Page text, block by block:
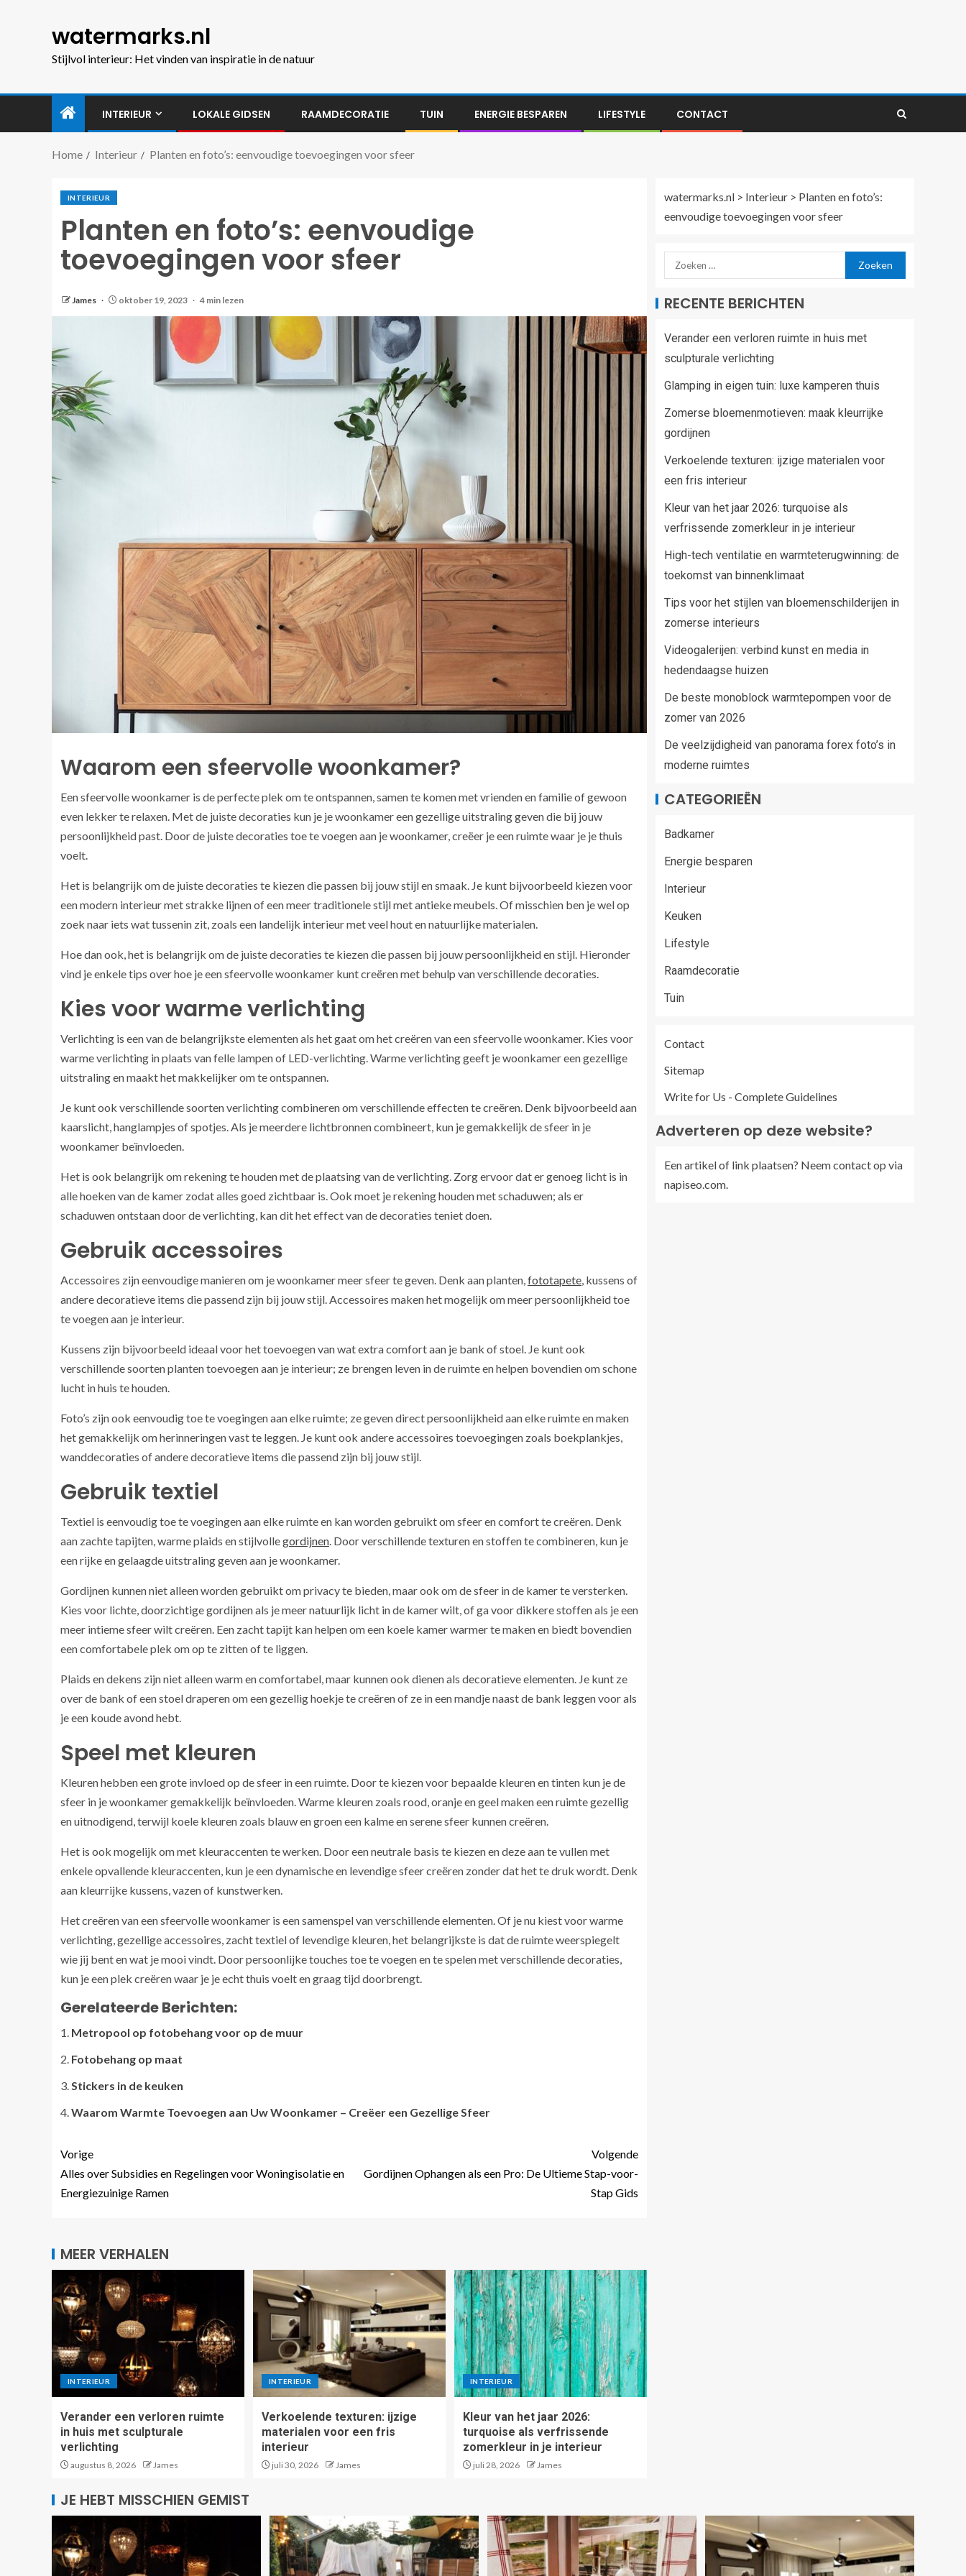
watermarks.nl
Stijlvol interieur: Het vinden van inspiratie in de natuur
INTERIEUR LOKALE GIDSEN RAAMDECORATIE TUIN ENERGIE BESPAREN LIFESTYLE CONTACT
Home Interieur Planten en foto’s: eenvoudige toevoegingen voor sfeer
INTERIEUR
Planten en foto’s: eenvoudige
toevoegingen voor sfeer
James oktober 19, 2023 4 min lezen
Waarom een sfeervolle woonkamer?
Een sfeervolle woonkamer is de perfecte plek om te ontspannen, samen te komen met vrienden en familie of gewoon
even lekker te relaxen. Met de juiste decoraties kun je je woonkamer een gezellige uitstraling geven die bij jouw
persoonlijkheid past. Door de juiste decoraties toe te voegen aan je woonkamer, creëer je een ruimte waar je je thuis
voelt.
Het is belangrijk om de juiste decoraties te kiezen die passen bij jouw stijl en smaak. Je kunt bijvoorbeeld kiezen voor
een modern interieur met strakke lijnen of een meer traditionele stijl met antieke meubels. Of misschien ben je wel op
zoek naar iets wat tussenin zit, zoals een landelijk interieur met veel hout en natuurlijke materialen.
Hoe dan ook, het is belangrijk om de juiste decoraties te kiezen die passen bij jouw persoonlijkheid en stijl. Hieronder
vind je enkele tips over hoe je een sfeervolle woonkamer kunt creëren met behulp van verschillende decoraties.
Kies voor warme verlichting
Verlichting is een van de belangrijkste elementen als het gaat om het creëren van een sfeervolle woonkamer. Kies voor
warme verlichting in plaats van felle lampen of LED-verlichting. Warme verlichting geeft je woonkamer een gezellige
uitstraling en maakt het makkelijker om te ontspannen.
Je kunt ook verschillende soorten verlichting combineren om verschillende effecten te creëren. Denk bijvoorbeeld aan
kaarslicht, hanglampjes of spotjes. Als je meerdere lichtbronnen combineert, kun je gemakkelijk de sfeer in je
woonkamer beïnvloeden.
Het is ook belangrijk om rekening te houden met de plaatsing van de verlichting. Zorg ervoor dat er genoeg licht is in
alle hoeken van de kamer zodat alles goed zichtbaar is. Ook moet je rekening houden met schaduwen; als er
schaduwen ontstaan door de verlichting, kan dit het effect van de decoraties teniet doen.
Gebruik accessoires
Accessoires zijn eenvoudige manieren om je woonkamer meer sfeer te geven. Denk aan planten, fototapete , kussens of
andere decoratieve items die passend zijn bij jouw stijl. Accessoires maken het mogelijk om meer persoonlijkheid toe
te voegen aan je interieur.
Kussens zijn bijvoorbeeld ideaal voor het toevoegen van wat extra comfort aan je bank of stoel. Je kunt ook
verschillende soorten planten toevoegen aan je interieur; ze brengen leven in de ruimte en helpen bovendien om schone
lucht in huis te houden.
Foto’s zijn ook eenvoudig toe te voegingen aan elke ruimte; ze geven direct persoonlijkheid aan elke ruimte en maken
het gemakkelijk om herinneringen vast te leggen. Je kunt ook andere accessoires toevoegingen zoals boekplankjes,
wanddecoraties of andere decoratieve items die passend zijn bij jouw stijl.
Gebruik textiel
Textiel is eenvoudig toe te voegingen aan elke ruimte en kan worden gebruikt om sfeer en comfort te creëren. Denk
aan zachte tapijten, warme plaids en stijlvollegordijnen . Door verschillende texturen en stoffen te combineren, kun je
een rijke en gelaagde uitstraling geven aan je woonkamer.
Gordijnen kunnen niet alleen worden gebruikt om privacy te bieden, maar ook om de sfeer in de kamer te versterken.
Kies voor lichte, doorzichtige gordijnen als je meer natuurlijk licht in de kamer wilt, of ga voor dikkere stoffen als je een
meer intieme sfeer wilt creëren. Een zacht tapijt kan helpen om een koele kamer warmer te maken en biedt bovendien
een comfortabele plek om op te zitten of te liggen.
Plaids en dekens zijn niet alleen warm en comfortabel, maar kunnen ook dienen als decoratieve elementen. Je kunt ze
over de bank of een stoel draperen om een gezellig hoekje te creëren of ze in een mandje naast de bank leggen voor als
je een koude avond hebt.
Speel met kleuren
Kleuren hebben een grote invloed op de sfeer in een ruimte. Door te kiezen voor bepaalde kleuren en tinten kun je de
sfeer in je woonkamer gemakkelijk beïnvloeden. Warme kleuren zoals rood, oranje en geel maken een ruimte gezellig
en uitnodigend, terwijl koele kleuren zoals blauw en groen een kalme en serene sfeer kunnen creëren.
Het is ook mogelijk om met kleuraccenten te werken. Door een neutrale basis te kiezen en deze aan te vullen met
enkele opvallende kleuraccenten, kun je een dynamische en levendige sfeer creëren zonder dat het te druk wordt. Denk
aan kleurrijke kussens, vazen of kunstwerken.
Het creëren van een sfeervolle woonkamer is een samenspel van verschillende elementen. Of je nu kiest voor warme
verlichting, gezellige accessoires, zacht textiel of levendige kleuren, het belangrijkste is dat de ruimte weerspiegelt
wie jij bent en wat je mooi vindt. Door persoonlijke touches toe te voegen en te spelen met verschillende decoraties,
kun je een plek creëren waar je je echt thuis voelt en graag tijd doorbrengt.
Gerelateerde Berichten:
Metropool op fotobehang voor op de muur
Fotobehang op maat
Stickers in de keuken
Waarom Warmte Toevoegen aan Uw Woonkamer – Creëer een Gezellige Sfeer
Vorige
Alles over Subsidies en Regelingen voor Woningisolatie en
Energiezuinige Ramen
Volgende
Gordijnen Ophangen als een Pro: De Ultieme Stap-voor-
Stap Gids
MEER VERHALEN
INTERIEUR
Verander een verloren ruimte
in huis met sculpturale
verlichting
augustus 8, 2026 James
INTERIEUR
Verkoelende texturen: ijzige
materialen voor een fris
interieur
juli 30, 2026 James
INTERIEUR
Kleur van het jaar 2026:
turquoise als verfrissende
zomerkleur in je interieur
juli 28, 2026 James
watermarks.nl > Interieur > Planten en foto’s:
eenvoudige toevoegingen voor sfeer
RECENTE BERICHTEN
Verander een verloren ruimte in huis met
sculpturale verlichting
Glamping in eigen tuin: luxe kamperen thuis
Zomerse bloemenmotieven: maak kleurrijke
gordijnen
Verkoelende texturen: ijzige materialen voor
een fris interieur
Kleur van het jaar 2026: turquoise als
verfrissende zomerkleur in je interieur
High-tech ventilatie en warmteterugwinning: de
toekomst van binnenklimaat
Tips voor het stijlen van bloemenschilderijen in
zomerse interieurs
Videogalerijen: verbind kunst en media in
hedendaagse huizen
De beste monoblock warmtepompen voor de
zomer van 2026
De veelzijdigheid van panorama forex foto’s in
moderne ruimtes
CATEGORIEËN
Badkamer
Energie besparen
Interieur
Keuken
Lifestyle
Raamdecoratie
Tuin
Contact
Sitemap
Write for Us - Complete Guidelines
Adverteren op deze website?
Een artikel of link plaatsen? Neem contact op via
napiseo.com.
JE HEBT MISSCHIEN GEMIST